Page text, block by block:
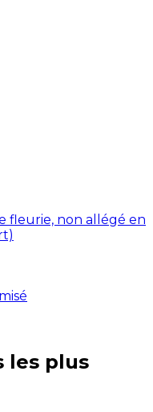
fleurie, non allégé en
les plus